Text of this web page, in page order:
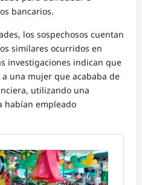
bancarios.
los sospechosos cuentan
similares ocurridos en
investigaciones indican que
una mujer que acababa de
utilizando una
habían empleado